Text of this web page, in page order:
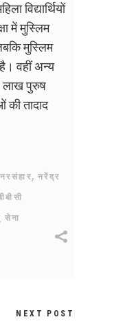
विद्यार्थियों
में मुस्लिम
मुस्लिम
वहीं अन्य
पुरुष
की तादाद
, नरेंद्र
सेना
NEXT POST